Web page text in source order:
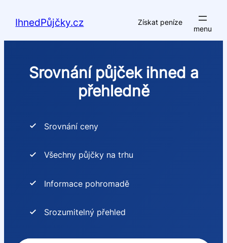
IhnedPůjčky.cz Získat peníze
Srovnání půjček ihned a
přehledně
Srovnání ceny
Všechny půjčky na trhu
Informace pohromadě
Srozumitelný přehled